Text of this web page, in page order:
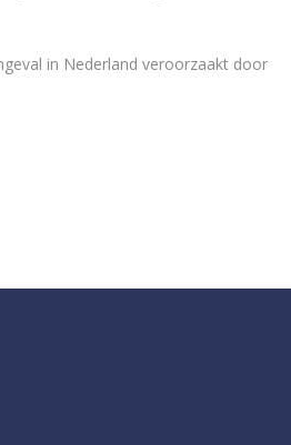
in Nederland veroorzaakt door